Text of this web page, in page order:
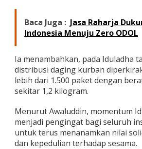
Baca Juga : Jasa Raharja
Indonesia Menuju Zero ODOL
Ia menambahkan, pada Iduladha
distribusi daging kurban
lebih dari 1.500 paket dengan
sekitar 1,2 kilogram.
Menurut Awaluddin, momentum
menjadi pengingat bagi seluruh
untuk terus menanamkan nilai
dan kepedulian terhadap sesama.